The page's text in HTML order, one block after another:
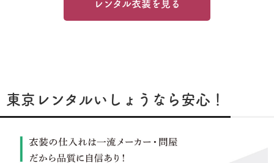
レンタル衣装を見る
東京レンタルいしょうなら安心！